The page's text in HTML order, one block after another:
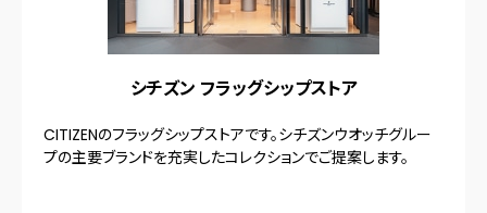
シチズン フラッグシップストア
CITIZENのフラッグシップストアです。シチズンウオッチグルー
プの主要ブランドを充実したコレクションでご提案します。